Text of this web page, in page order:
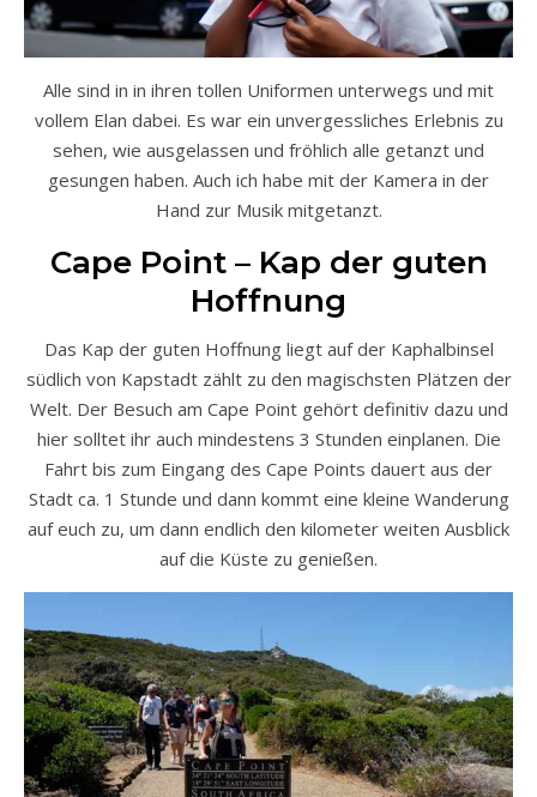
Alle sind in in ihren tollen Uniformen unterwegs und mit
vollem Elan dabei. Es war ein unvergessliches Erlebnis zu
sehen, wie ausgelassen und fröhlich alle getanzt und
gesungen haben. Auch ich habe mit der Kamera in der
Hand zur Musik mitgetanzt.
Cape Point – Kap der guten
Hoffnung
Das Kap der guten Hoffnung liegt auf der Kaphalbinsel
südlich von Kapstadt zählt zu den magischsten Plätzen der
Welt. Der Besuch am Cape Point gehört definitiv dazu und
hier solltet ihr auch mindestens 3 Stunden einplanen. Die
Fahrt bis zum Eingang des Cape Points dauert aus der
Stadt ca. 1 Stunde und dann kommt eine kleine Wanderung
auf euch zu, um dann endlich den kilometer weiten Ausblick
auf die Küste zu genießen.